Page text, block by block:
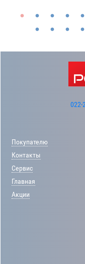
022-
Покупателю
Контакты
Сервис
Главная
Акции